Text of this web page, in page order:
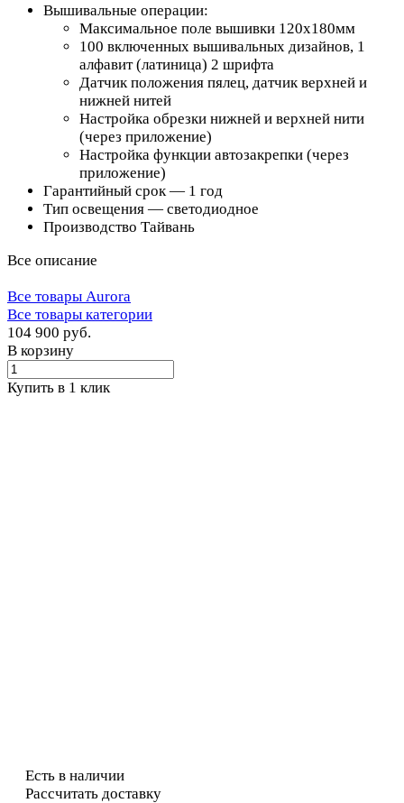
Вышивальные операции:
Максимальное поле вышивки 120х180мм
100 включенных вышивальных дизайнов, 1
алфавит (латиница) 2 шрифта
Датчик положения пялец, датчик верхней и
нижней нитей
Настройка обрезки нижней и верхней нити
(через приложение)
Настройка функции автозакрепки (через
приложение)
Гарантийный срок — 1 год
Тип освещения — светодиодное
Производство Тайвань
Все описание
Все товары Aurora
Все товары категории
104 900 руб.
В корзину
Купить в 1 клик
Есть в наличии
Рассчитать доставку